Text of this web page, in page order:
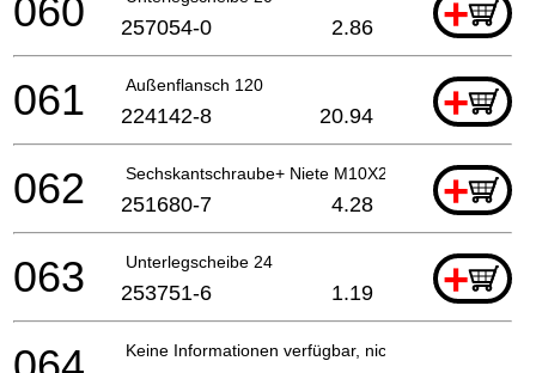
+
060 257054-0 2.86
Außenflansch 120 +
061 224142-8 20.94
Sechskantschraube+ Niete M10X25 +
062 251680-7 4.28
Unterlegscheibe 24 +
063 253751-6 1.19
Keine Informationen verfügbar, nicht bestellbar